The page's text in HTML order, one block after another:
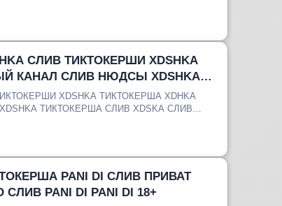
СЛИВ ТИКТОКЕРШИ XDSHKA
КАНАЛ СЛИВ НЮДСЫ XDSHKA
XDSHKA ТИКТОКЕРША XDHKA
ТИКТОКЕРША СЛИВ XDSKA СЛИВ
PANI DI СЛИВ ПРИВАТ
СЛИВ PANI DI PANI DI 18+